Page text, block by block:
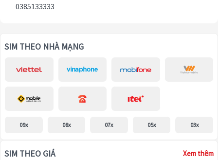
0385133333
SIM THEO NHÀ MẠNG
09x 08x 07x 05x 03x
SIM THEO GIÁ Xem thêm